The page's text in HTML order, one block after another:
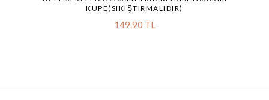
KÜPE(SIKIŞTIRMALIDIR)
149.90 TL